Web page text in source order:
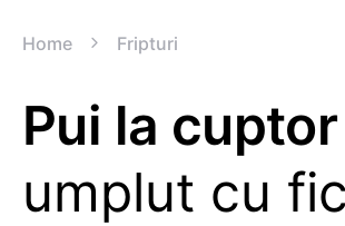
Home Fripturi
Pui la cuptor
umplut cu